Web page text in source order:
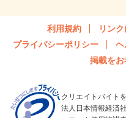
利用規約 リン
プライバシーポリシー
ヘ
掲載を
クリエイトバイト
法人日本情報経済